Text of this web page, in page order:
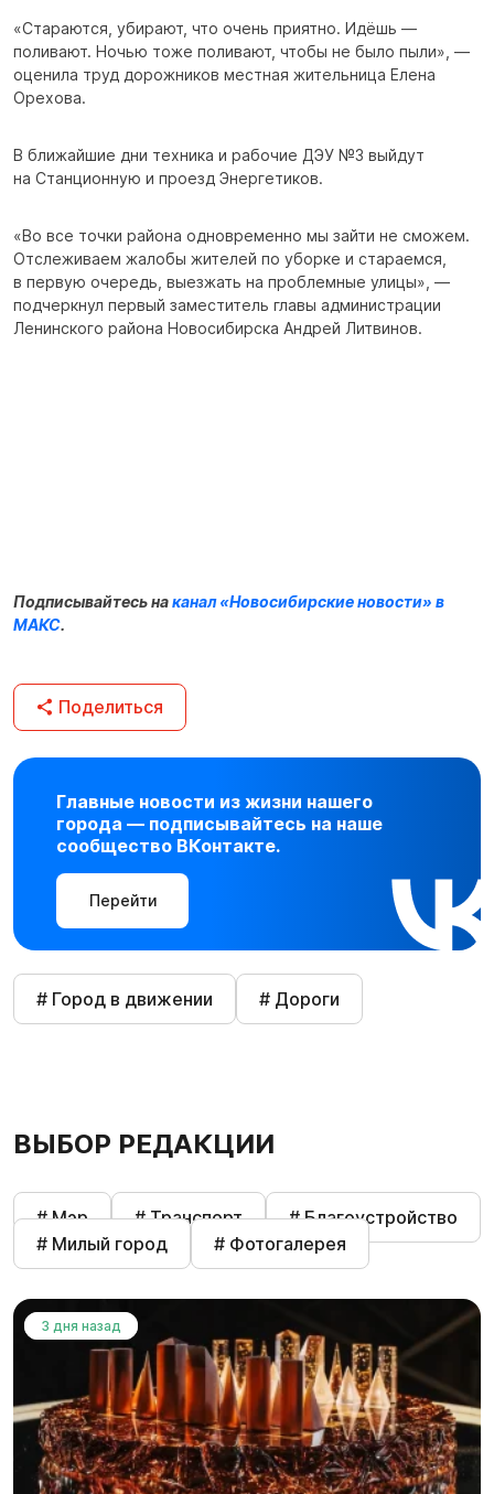
«Стараются, убирают, что очень приятно. Идёшь —
поливают. Ночью тоже поливают, чтобы не было пыли», —
оценила труд дорожников местная жительница Елена
Орехова.
В ближайшие дни техника и рабочие ДЭУ №3 выйдут
на Станционную и проезд Энергетиков.
«Во все точки района одновременно мы зайти не сможем.
Отслеживаем жалобы жителей по уборке и стараемся,
в первую очередь, выезжать на проблемные улицы», —
подчеркнул первый заместитель главы администрации
Ленинского района Новосибирска Андрей Литвинов.
Подписывайтесь наканал «Новосибирские новости» в
МАКС.
Поделиться
Главные новости из жизни нашего
города — подписывайтесь на наше
сообщество ВКонтакте.
Перейти
# Город в движении # Дороги
ВЫБОР РЕДАКЦИИ
# Мэр # Транспорт
# Благоустройство
# Милый город
# Фотогалерея
3 дня назад